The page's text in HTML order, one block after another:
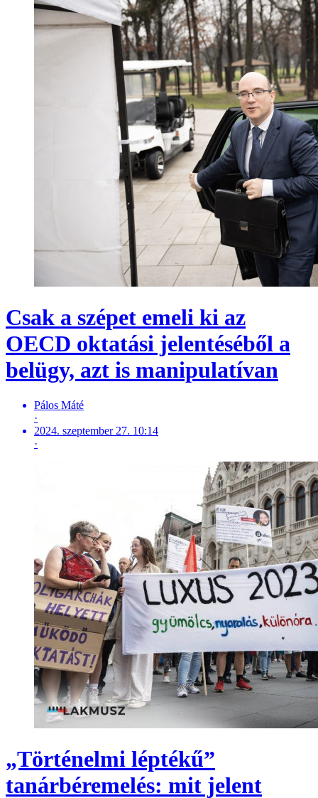
Csak a szépet emeli ki az
OECD oktatási jelentéséből a
belügy, azt is manipulatívan
Pálos Máté
·
2024. szeptember 27. 10:14
·
„Történelmi léptékű”
tanárbéremelés: mit jelent